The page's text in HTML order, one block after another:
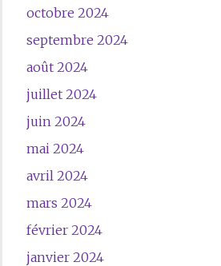
octobre 2024
septembre 2024
août 2024
juillet 2024
juin 2024
mai 2024
avril 2024
mars 2024
février 2024
janvier 2024